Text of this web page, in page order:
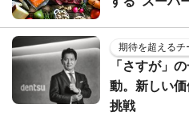
期待を超えるチ
「さすが」
動。新しい
挑戦